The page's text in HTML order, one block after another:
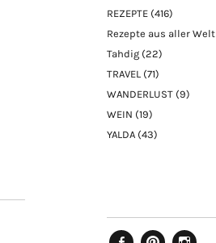
REZEPTE (416)
Rezepte aus aller Welt
Tahdig (22)
TRAVEL (71)
WANDERLUST (9)
WEIN (19)
YALDA (43)